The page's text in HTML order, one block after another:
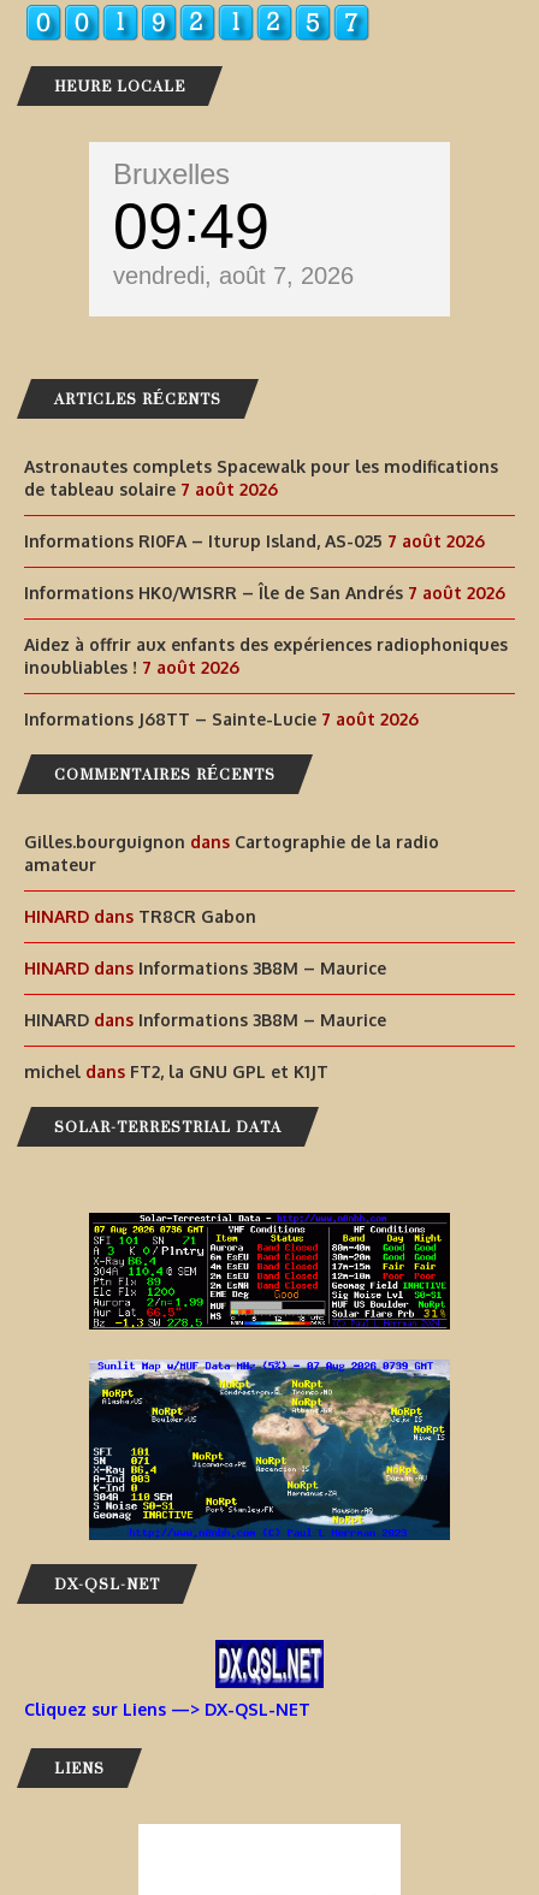
HEURE LOCALE
Bruxelles
09 49
vendredi, août 7, 2026
ARTICLES RÉCENTS
Astronautes complets Spacewalk pour les modifications
de tableau solaire 7 août 2026
Informations RI0FA – Iturup Island, AS-025 7 août 2026
Informations HK0/W1SRR – Île de San Andrés 7 août 2026
Aidez à offrir aux enfants des expériences radiophoniques
inoubliables ! 7 août 2026
Informations J68TT – Sainte-Lucie 7 août 2026
COMMENTAIRES RÉCENTS
Gilles.bourguignon dans Cartographie de la radio
amateur
HINARD dans TR8CR Gabon
HINARD dans Informations 3B8M – Maurice
HINARD dans Informations 3B8M – Maurice
michel dans FT2, la GNU GPL et K1JT
SOLAR-TERRESTRIAL DATA
DX-QSL-NET
Cliquez sur Liens —> DX-QSL-NET
LIENS